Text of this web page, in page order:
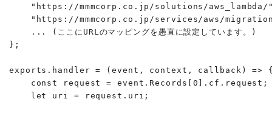
"https://mmmcorp.co.jp/solutions/
"https://mmmcorp.co.jp/services/aws/
    ... (ここにURLのマッピングを愚直に設定しています。)
};
exports.handler = (event, context, callback) =>
    const request = event.Records[0].cf.request;
    let uri = request.uri;